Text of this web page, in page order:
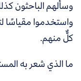
وسألهم الباحثون
واستخدموا مقياسًا
كلٌّ منهم.
ما الذي شعر به